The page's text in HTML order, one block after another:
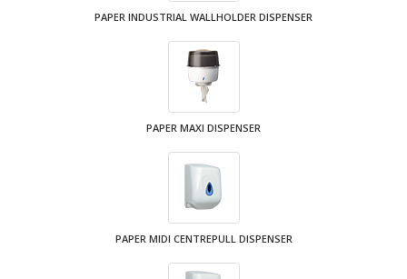
PAPER INDUSTRIAL WALLHOLDER DISPENSER
PAPER MAXI DISPENSER
PAPER MIDI CENTREPULL DISPENSER